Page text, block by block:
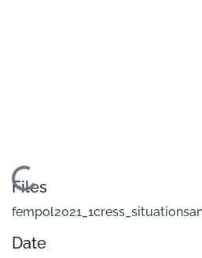
Loading...
Files
Date